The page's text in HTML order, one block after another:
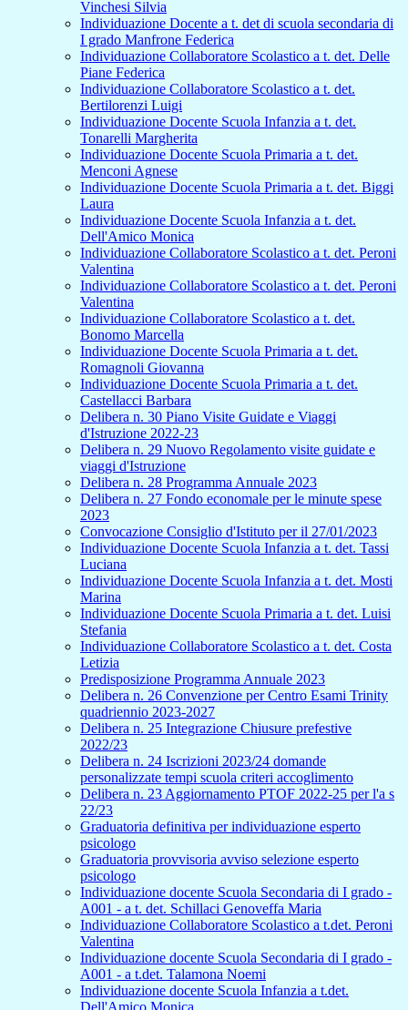
Vinchesi Silvia
Individuazione Docente a t. det di scuola secondaria di
I grado Manfrone Federica
Individuazione Collaboratore Scolastico a t. det. Delle
Piane Federica
Individuazione Collaboratore Scolastico a t. det.
Bertilorenzi Luigi
Individuazione Docente Scuola Infanzia a t. det.
Tonarelli Margherita
Individuazione Docente Scuola Primaria a t. det.
Menconi Agnese
Individuazione Docente Scuola Primaria a t. det. Biggi
Laura
Individuazione Docente Scuola Infanzia a t. det.
Dell'Amico Monica
Individuazione Collaboratore Scolastico a t. det. Peroni
Valentina
Individuazione Collaboratore Scolastico a t. det. Peroni
Valentina
Individuazione Collaboratore Scolastico a t. det.
Bonomo Marcella
Individuazione Docente Scuola Primaria a t. det.
Romagnoli Giovanna
Individuazione Docente Scuola Primaria a t. det.
Castellacci Barbara
Delibera n. 30 Piano Visite Guidate e Viaggi
d'Istruzione 2022-23
Delibera n. 29 Nuovo Regolamento visite guidate e
viaggi d'Istruzione
Delibera n. 28 Programma Annuale 2023
Delibera n. 27 Fondo economale per le minute spese
2023
Convocazione Consiglio d'Istituto per il 27/01/2023
Individuazione Docente Scuola Infanzia a t. det. Tassi
Luciana
Individuazione Docente Scuola Infanzia a t. det. Mosti
Marina
Individuazione Docente Scuola Primaria a t. det. Luisi
Stefania
Individuazione Collaboratore Scolastico a t. det. Costa
Letizia
Predisposizione Programma Annuale 2023
Delibera n. 26 Convenzione per Centro Esami Trinity
quadriennio 2023-2027
Delibera n. 25 Integrazione Chiusure prefestive
2022/23
Delibera n. 24 Iscrizioni 2023/24 domande
personalizzate tempi scuola criteri accoglimento
Delibera n. 23 Aggiornamento PTOF 2022-25 per l'a s
22/23
Graduatoria definitiva per individuazione esperto
psicologo
Graduatoria provvisoria avviso selezione esperto
psicologo
Individuazione docente Scuola Secondaria di I grado -
A001 - a t. det. Schillaci Genoveffa Maria
Individuazione Collaboratore Scolastico a t.det. Peroni
Valentina
Individuazione docente Scuola Secondaria di I grado -
A001 - a t.det. Talamona Noemi
Individuazione docente Scuola Infanzia a t.det.